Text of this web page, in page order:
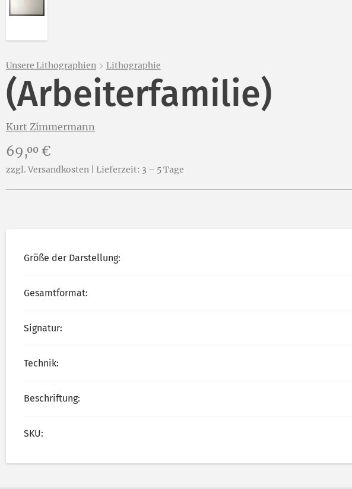
Unsere Lithographien Lithographie
(Arbeiterfamilie)
Kurt Zimmermann
Preis:
69,00 €
zzgl. Versandkosten | Lieferzeit: 3 – 5 Tage
Größe der Darstellung:
Gesamtformat:
Signatur:
Technik:
Beschriftung:
SKU: